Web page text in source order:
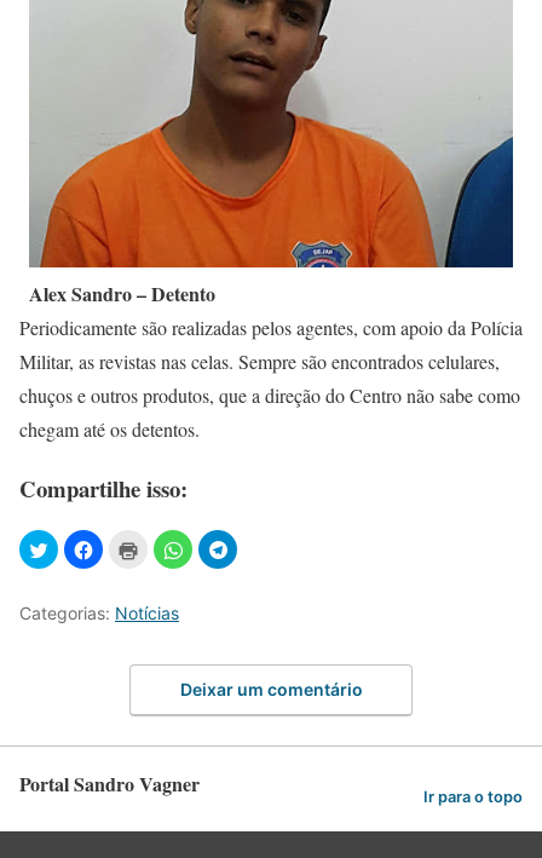
Alex Sandro – Detento
Periodicamente são realizadas pelos agentes, com apoio da Polícia
Militar, as revistas nas celas. Sempre são encontrados celulares,
chuços e outros produtos, que a direção do Centro não sabe como
chegam até os detentos.
Compartilhe isso:
Categorias: Notícias
Deixar um comentário
Portal Sandro Vagner Ir para o topo